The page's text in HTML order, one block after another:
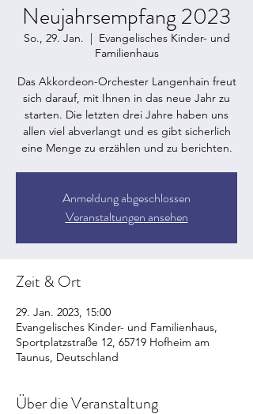
Neujahrsempfang 2023
So., 29. Jan.
  |
Evangelisches Kinder- und
Familienhaus
Das Akkordeon-Orchester Langenhain freut
sich darauf, mit Ihnen in das neue Jahr zu
starten. Die letzten drei Jahre haben uns
allen viel abverlangt und es gibt sicherlich
eine Menge zu erzählen und zu berichten.
Anmeldung abgeschlossen
Veranstaltungen ansehen
Zeit & Ort
29. Jan. 2023, 15:00
Evangelisches Kinder- und Familienhaus,
Sportplatzstraße 12, 65719 Hofheim am
Taunus, Deutschland
Über die Veranstaltung